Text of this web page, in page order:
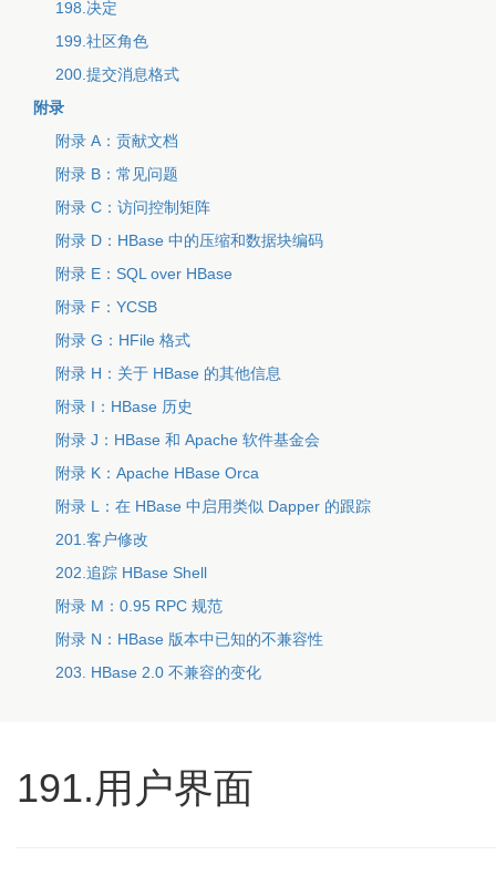
198.决定
199.社区角色
200.提交消息格式
附录
附录 A：贡献文档
附录 B：常见问题
附录 C：访问控制矩阵
附录 D：HBase 中的压缩和数据块编码
附录 E：SQL over HBase
附录 F：YCSB
附录 G：HFile 格式
附录 H：关于 HBase 的其他信息
附录 I：HBase 历史
附录 J：HBase 和 Apache 软件基金会
附录 K：Apache HBase Orca
附录 L：在 HBase 中启用类似 Dapper 的跟踪
201.客户修改
202.追踪 HBase Shell
附录 M：0.95 RPC 规范
附录 N：HBase 版本中已知的不兼容性
203. HBase 2.0 不兼容的变化
191.用户界面